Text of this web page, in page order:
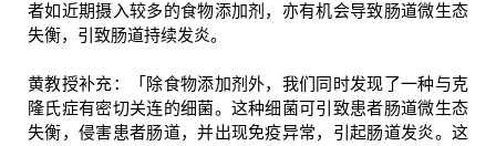
者如近期摄入较多的食物添加剂，亦有机会导致肠道微生态
失衡，引致肠道持续发炎。
黄教授补充：「除食物添加剂外，我们同时发现了一种与克
隆氏症有密切关连的细菌。这种细菌可引致患者肠道微生态
失衡，侵害患者肠道，并出现免疫异常，引起肠道发炎。这